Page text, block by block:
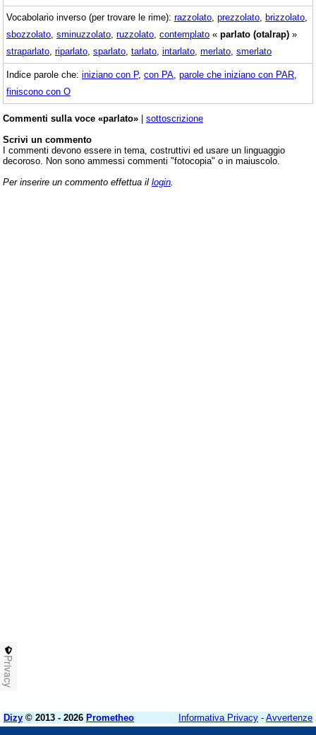
Vocabolario inverso (per trovare le rime): razzolato prezzolato brizzolato
sbozzolato sminuzzolato ruzzolato contemplato « parlato (otalrap) »
straparlato riparlato sparlato tarlato intarlato merlato smerlato
Indice parole che: iniziano con P, con PA parole che iniziano con PAR
finiscono con O
Commenti sulla voce «parlato» | sottoscrizione
Scrivi un commento
I commenti devono essere in tema, costruttivi ed usare un linguaggio
decoroso. Non sono ammessi commenti "fotocopia" o in maiuscolo.
Per inserire un commento effettua il login
Dizy © 2013 - 2026 Prometheo Informativa Privacy - Avvertenze
Privacy